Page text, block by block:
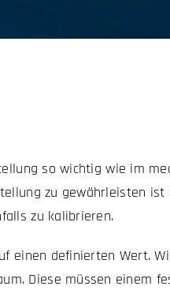
so wichtig wie im
zu gewährleisten
zu kalibrieren.
einen definierten Wert.
Diese müssen einem